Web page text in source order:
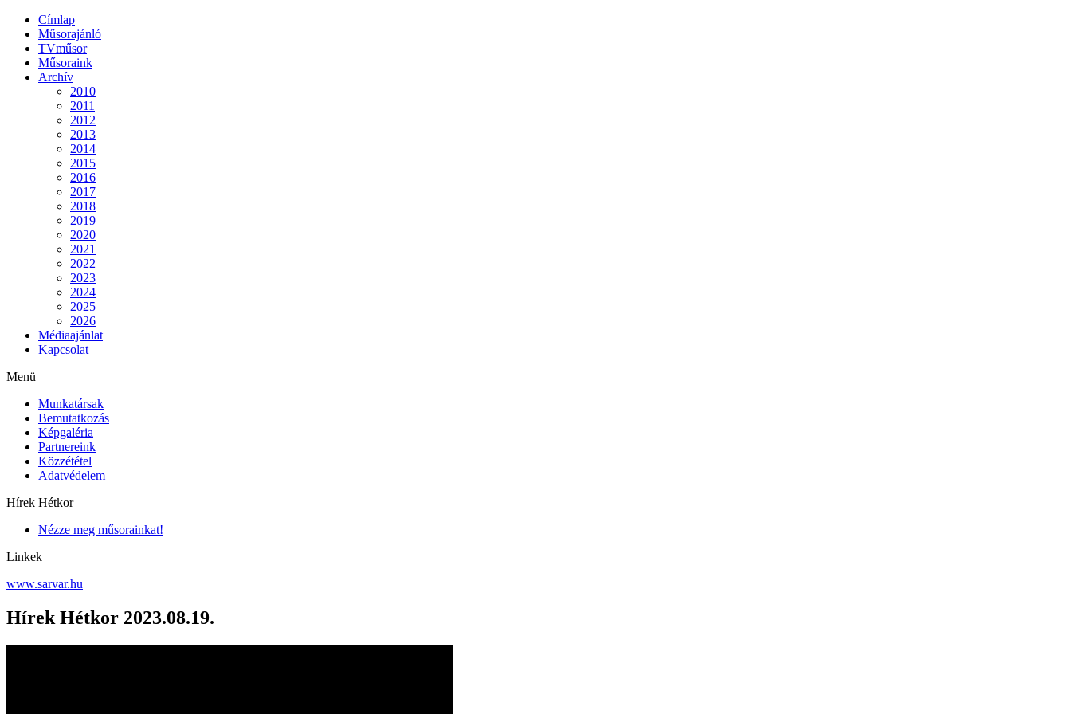
Címlap
Műsorajánló
TVműsor
Műsoraink
Archív
2010
2011
2012
2013
2014
2015
2016
2017
2018
2019
2020
2021
2022
2023
2024
2025
2026
Médiaajánlat
Kapcsolat
Menü
Munkatársak
Bemutatkozás
Képgaléria
Partnereink
Közzététel
Adatvédelem
Hírek Hétkor
Nézze meg műsorainkat!
Linkek
www.sarvar.hu
Hírek Hétkor 2023.08.19.